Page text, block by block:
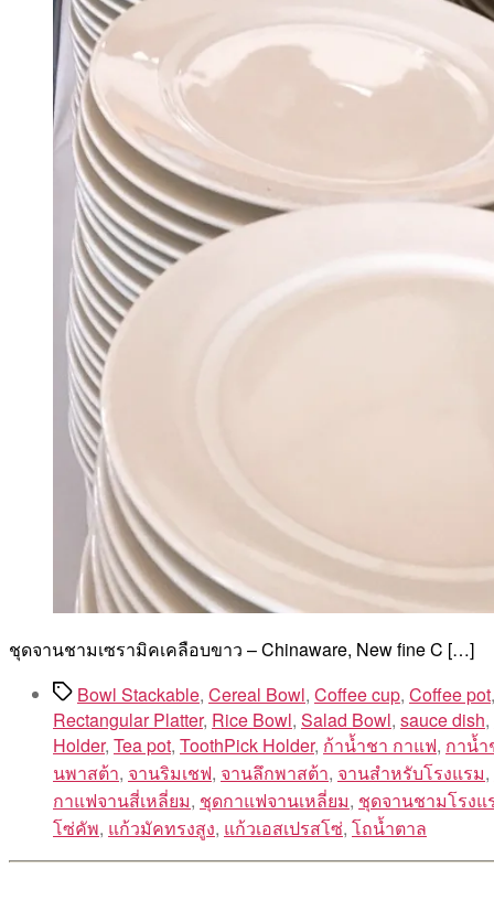
ชุดจานชามเซรามิคเคลือบขาว – Chinaware, New fine C […]
TagsBowl Stackable, Cereal Bowl, Coffee cup, Coffee pot,
Rectangular Platter, Rice Bowl, Salad Bowl, sauce dish,
Holder, Tea pot, ToothPick Holder, ก้าน้ำชา กาแฟ, กาน้
นพาสต้า, จานริมเชฟ, จานลึกพาสต้า, จานสำหรับโรงแรม,
กาแฟจานสี่เหลี่ยม, ชุดกาแฟจานเหลี่ยม, ชุดจานชามโรงแ
โซ่คัพ, แก้วมัคทรงสูง, แก้วเอสเปรสโซ่, โถน้ำตาล